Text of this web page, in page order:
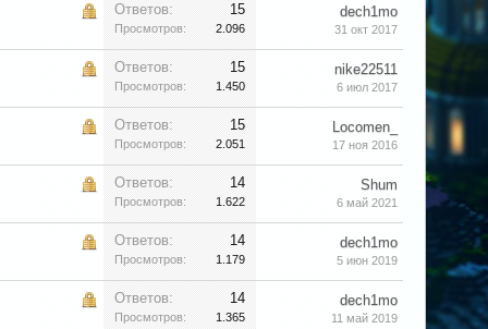
Ответов: 15
Просмотров: 2.096
dech1mo
31 окт 2017
Ответов: 15
Просмотров: 1.450
nike22511
6 июл 2017
Ответов: 15
Просмотров: 2.051
Locomen_
17 ноя 2016
Ответов: 14
Просмотров: 1.622
Shum
6 май 2021
Ответов: 14
Просмотров: 1.179
dech1mo
5 июн 2019
Ответов: 14
Просмотров: 1.365
dech1mo
11 май 2019